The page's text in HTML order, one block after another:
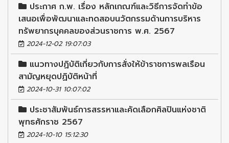
ประกาศ ก.พ. เรื่อง หลักเกณฑ์และวิธีการจัดทำข้อ
เสนอเพื่อพัฒนาและทดสอบนวัตกรรมด้านการบริหาร
ทรัพยากรบุคคลของส่วนราชการ พ.ศ. 2567
2024-12-02 19:07:03
แนวทางปฏิบัติเกี่ยวกับการสั่งให้ข้าราชการพลเรือน
สามัญหยุดปฏิบัติหน้าที่
2024-10-31 10:07:02
ประชาสัมพันธ์การสรรหาและคัดเลือกศิลปินแห่งชาติ
พุทธศักราช 2567
2024-10-10 15:12:30